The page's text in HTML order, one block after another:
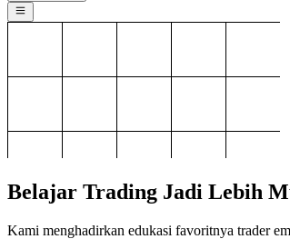
Belajar Trading Jadi Lebih
Kami menghadirkan edukasi favoritnya trader